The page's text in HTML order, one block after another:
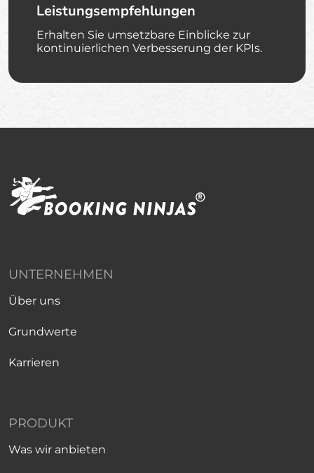
Leistungsempfehlungen
Erhalten Sie umsetzbare Einblicke zur
kontinuierlichen Verbesserung der KPIs.
UNTERNEHMEN
Über uns
Grundwerte
Karrieren
PRODUKT
Was wir anbieten